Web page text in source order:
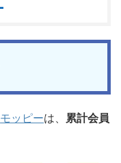
モッピーは、
累計会員